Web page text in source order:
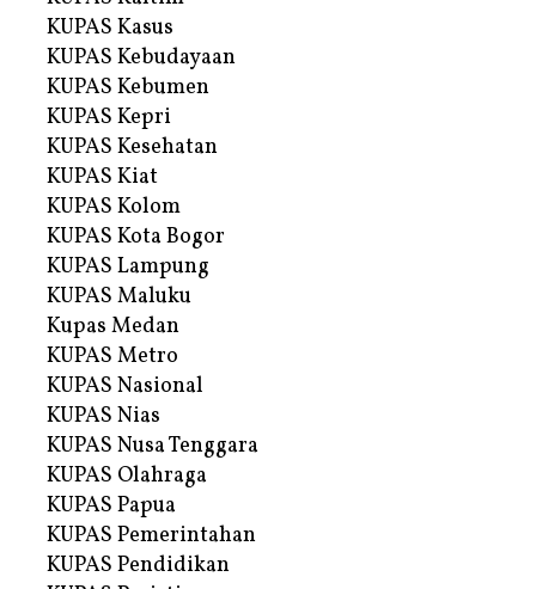
KUPAS Kasus
KUPAS Kebudayaan
KUPAS Kebumen
KUPAS Kepri
KUPAS Kesehatan
KUPAS Kiat
KUPAS Kolom
KUPAS Kota Bogor
KUPAS Lampung
KUPAS Maluku
Kupas Medan
KUPAS Metro
KUPAS Nasional
KUPAS Nias
KUPAS Nusa Tenggara
KUPAS Olahraga
KUPAS Papua
KUPAS Pemerintahan
KUPAS Pendidikan